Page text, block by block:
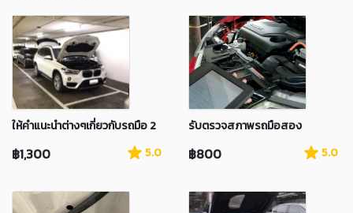
ให้คำแนะนำต่างๆเกี่ยวกับรถมือ 2
฿1,300 5.0
รับตรวจสภาพรถมือสอง
฿800 5.0